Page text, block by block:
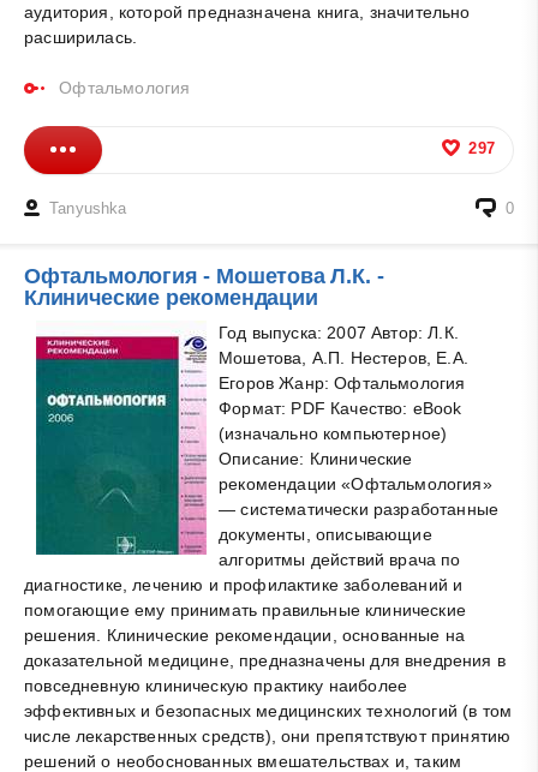
аудитория, которой предназначена книга, значительно
расширилась.
Офтальмология
297
Tanyushka 0
Офтальмология - Мошетова Л.К. -
Клинические рекомендации
Год выпуска: 2007 Автор: Л.К.
Мошетова, А.П. Нестеров, Е.А.
Егоров Жанр: Офтальмология
Формат: PDF Качество: eBook
(изначально компьютерное)
Описание: Клинические
рекомендации «Офтальмология»
— систематически разработанные
документы, описывающие
алгоритмы действий врача по
диагностике, лечению и профилактике заболеваний и
помогающие ему принимать правильные клинические
решения. Клинические рекомендации, основанные на
доказательной медицине, предназначены для внедрения в
повседневную клиническую практику наиболее
эффективных и безопасных медицинских технологий (в том
числе лекарственных средств), они препятствуют принятию
решений о необоснованных вмешательствах и, таким